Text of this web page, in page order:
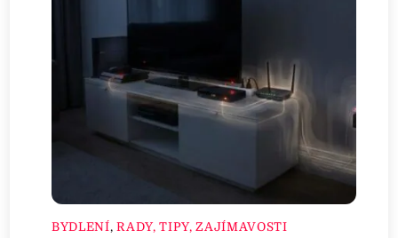
BYDLENÍ,RADY, TIPY, ZAJÍMAVOSTI